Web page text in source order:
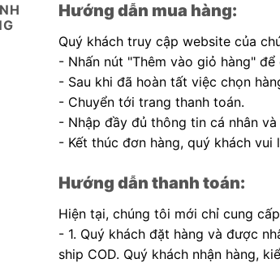
Hướng dẫn mua hàng:
Quý khách truy cập website của
- Nhấn nút "Thêm vào giỏ hàng"
- Sau khi đã hoàn tất việc chọn
- Chuyển tới trang thanh toán.
- Nhập đầy đủ thông tin cá nhân
- Kết thúc đơn hàng, quý khách
Hướng dẫn thanh toán:
Hiện tại, chúng tôi mới chỉ cung
- 1. Quý khách đặt hàng và được
ship COD. Quý khách nhận hàng,